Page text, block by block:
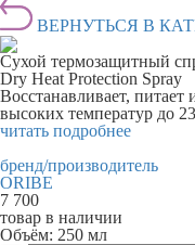
ВЕРНУТЬСЯ В
Сухой термозащитный
Dry Heat Protection Spray
Восстанавливает,
высоких температур до
читать подробнее
бренд/производитель
ORIBE
7 700
товар в наличии
Объём: 250 мл